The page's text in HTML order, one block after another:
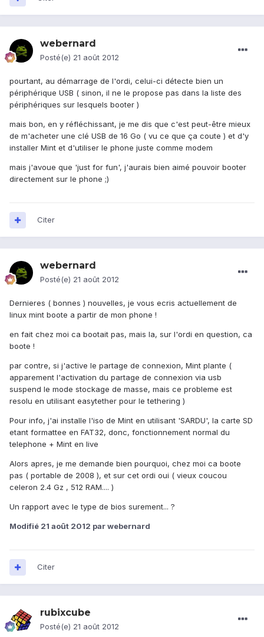
webernard
Posté(e) 21 août 2012
pourtant, au démarrage de l'ordi, celui-ci détecte bien un
périphérique USB ( sinon, il ne le propose pas dans la liste des
périphériques sur lesquels booter )
mais bon, en y réfléchissant, je me dis que c'est peut-être mieux
de m'acheter une clé USB de 16 Go ( vu ce que ça coute ) et d'y
installer Mint et d'utiliser le phone juste comme modem
mais j'avoue que 'just for fun', j'aurais bien aimé pouvoir booter
directement sur le phone ;)
Citer
webernard
Posté(e) 21 août 2012
Dernieres ( bonnes ) nouvelles, je vous ecris actuellement de
linux mint boote a partir de mon phone !
en fait chez moi ca bootait pas, mais la, sur l'ordi en question, ca
boote !
par contre, si j'active le partage de connexion, Mint plante (
apparement l'activation du partage de connexion via usb
suspend le mode stockage de masse, mais ce probleme est
resolu en utilisant easytether pour le tethering )
Pour info, j'ai installe l'iso de Mint en utilisant 'SARDU', la carte SD
etant formattee en FAT32, donc, fonctionnement normal du
telephone + Mint en live
Alors apres, je me demande bien pourquoi, chez moi ca boote
pas ( portable de 2008 ), et sur cet ordi oui ( vieux coucou
celeron 2.4 Gz , 512 RAM.... )
Un rapport avec le type de bios surement... ?
Modifié 21 août 2012 par webernard
Citer
rubixcube
Posté(e) 21 août 2012